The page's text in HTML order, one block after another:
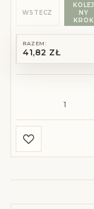
WSTECZ
KOLEJ
NY
KROK
RAZEM:
41,82 ZŁ